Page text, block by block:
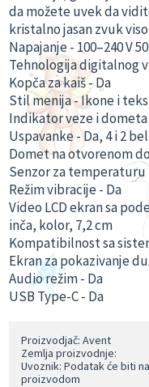
da možete uvek da
kristalno jasan zvuk
Napajanje - 100–240 V
Tehnologija digitalnog
Kopča za kaiš - Da
Stil menija - Ikone i
Indikator veze i dometa
Uspavanke - Da, 4 i 2
Domet na otvorenom
Senzor za temperaturu
Režim vibracije - Da
Video LCD ekran sa
inča, kolor, 7,2 cm
Kompatibilnost sa
Ekran za pokazivanje
Audio režim - Da
USB Type-C - Da
Proizvodjač: Avent
Zemlja proizvodnje:
Uvoznik: Podatak će biti
proizvodom